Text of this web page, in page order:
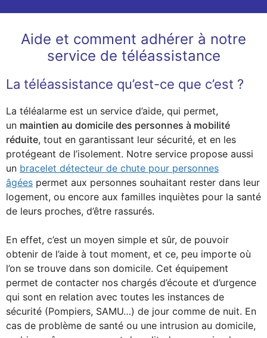
Aide et comment adhérer à notre
service de téléassistance
La téléassistance qu’est-ce que c’est ?
La téléalarme est un service d’aide, qui permet,
un maintien au domicile des personnes à mobilité
réduite, tout en garantissant leur sécurité, et en les
protégeant de l’isolement. Notre service propose aussi
un bracelet détecteur de chute pour personnes
âgées permet aux personnes souhaitant rester dans leur
logement, ou encore aux familles inquiètes pour la santé
de leurs proches, d’être rassurés.
En effet, c’est un moyen simple et sûr, de pouvoir
obtenir de l’aide à tout moment, et ce, peu importe où
l’on se trouve dans son domicile. Cet équipement
permet de contacter nos chargés d’écoute et d’urgence
qui sont en relation avec toutes les instances de
sécurité (Pompiers, SAMU…) de jour comme de nuit. En
cas de problème de santé ou une intrusion au domicile,